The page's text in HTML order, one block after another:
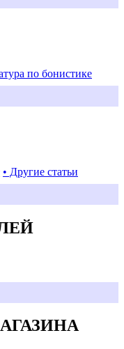
по бонистике
• Другие статьи